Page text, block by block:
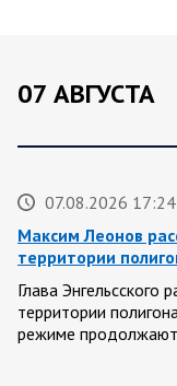
07 АВГУСТА
07.08.2026 17:24
Максим Леонов
территории
Глава
территории
режиме